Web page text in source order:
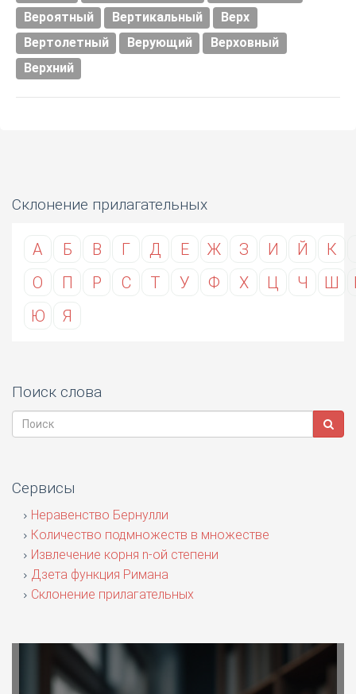
Вероятный Вертикальный
Верх
Вертолетный
Верующий
Верховный
Верхний
Склонение прилагательных
А Б В Г Д Е Ж З И Й К
О
П Р С Т У Ф Х Ц Ч Ш
Ю
Я
Поиск слова
Сервисы
Неравенство Бернулли
Количество подмножеств в множестве
Извлечение корня n-ой степени
Дзета функция Римана
Склонение прилагательных